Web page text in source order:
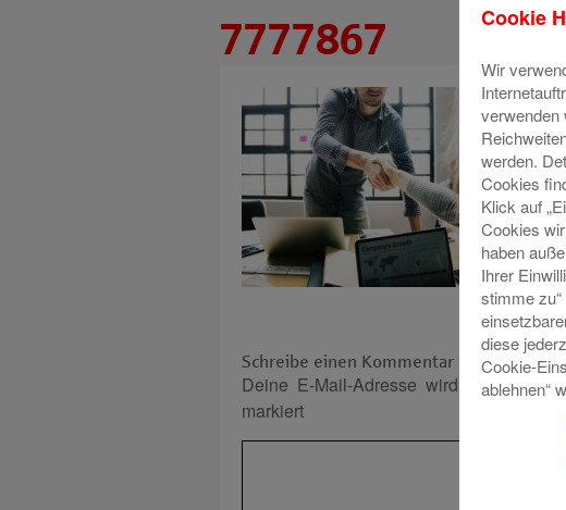
7777867
Schreibe einen Kommentar
Deine E-Mail-Adresse wird nicht
markiert
Cookie
Wir
verwenden
werden.
Cookies
Klick auf
Cookies
haben
Ihrer
stimme
diese
Cookie-
ablehnen“